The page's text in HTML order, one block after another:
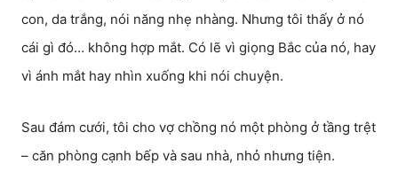
con, da trắng, nói năng nhẹ nhàng. Nhưng tôi thấy ở nó
cái gì đó… không hợp mắt. Có lẽ vì giọng Bắc của nó, hay
vì ánh mắt hay nhìn xuống khi nói chuyện.
Sau đám cưới, tôi cho vợ chồng nó một phòng ở tầng trệt
– căn phòng cạnh bếp và sau nhà, nhỏ nhưng tiện.